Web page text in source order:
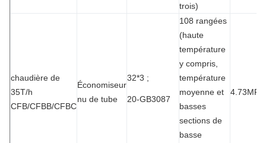
trois)
chaudière de
35T/h
CFB/CFBB/CFBC
Économiseur
nu de tube
32*3 ;
20-GB3087
108 rangées
(haute
température
y compris,
température
moyenne et
basses
sections de
basse
4.73MPa